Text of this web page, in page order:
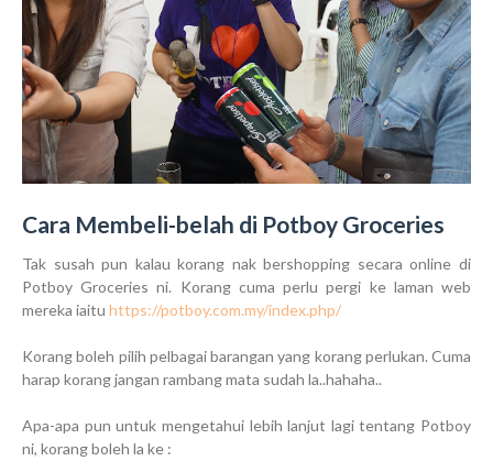
Cara Membeli-belah di Potboy Groceries
Tak susah pun kalau korang nak bershopping secara online di
Potboy Groceries ni. Korang cuma perlu pergi ke laman web
mereka iaitu https://potboy.com.my/index.php/
Korang boleh pilih pelbagai barangan yang korang perlukan. Cuma
harap korang jangan rambang mata sudah la..hahaha..
Apa-apa pun untuk mengetahui lebih lanjut lagi tentang Potboy
ni, korang boleh la ke :